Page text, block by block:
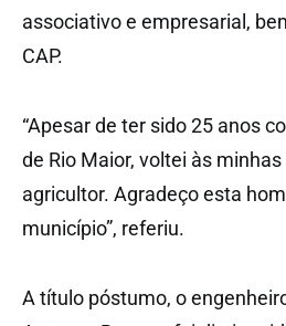
associativo e empresarial,
CAP.
“Apesar de ter sido 25 anos
de Rio Maior, voltei às
agricultor. Agradeço esta
município”, referiu.
A título póstumo, o